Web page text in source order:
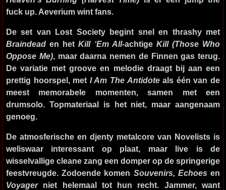
fuck up. Aeverium wint fans.
De set van Lost Societybegint snel en thrashy met
Braindead en hetKill ‘Em All-achtige Kill (Those Who
Oppose Me), maar daarna nemen de Finnen gas terug.
De variatie met groove en melodie draagt bij aan een
prettig hoorspel, met I Am The Antidoteals één van de
meest memorabele momenten, samen met een
drumsolo. Topmateriaal is het niet, maar aangenaam
genoeg.
De atmosferische en djenty metalcore van Novelists is
weliswaar interessant op plaat, maar live is de
wisselvallige cleane zang een domper op de springerige
feestvreugde. Zodoende komen Souvenirs, Echoes en
Voyagerniet helemaal tot hun recht. Jammer, want